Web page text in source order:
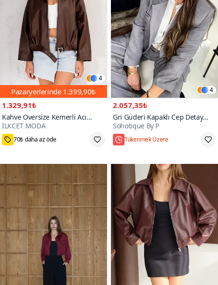
4
Pazaryerlerinde 1.399,90₺
1.329,91₺
Kahve Oversize Kemerli Acı
Bomber Ceket
İLKCET MODA
90+
70₺ daha az öde
4
2.057,35₺
Gri Güderi Kapaklı Cep Detay
Blazer Ceket
Sohotique By P
Tükenmek Üzere